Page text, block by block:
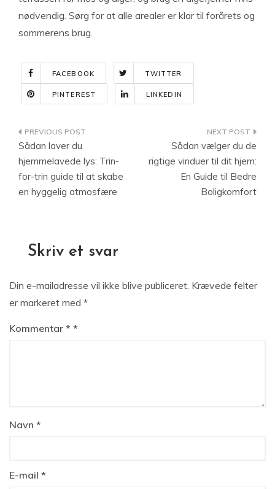
nødvendig. Sørg for at alle arealer er klar til forårets og
sommerens brug.
FACEBOOK TWITTER
PINTEREST LINKEDIN
Indlægsnavigation
Sådan laver du
hjemmelavede lys: Trin-
for-trin guide til at skabe
en hyggelig atmosfære
Sådan vælger du de
rigtige vinduer til dit hjem:
En Guide til Bedre
Boligkomfort
Skriv et svar
Din e-mailadresse vil ikke blive publiceret. Krævede felter
er markeret med *
Kommentar *
Navn *
E-mail *